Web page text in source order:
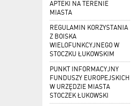
APTEKI NA TERENIE
MIASTA
REGULAMIN KORZYSTANIA
Z BOISKA
WIELOFUNKCYJNEGO W
STOCZKU ŁUKOWSKIM
PUNKT INFORMACYJNY
FUNDUSZY EUROPEJSKICH
W URZĘDZIE MIASTA
STOCZEK ŁUKOWSKI